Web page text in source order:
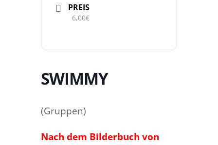
PREIS
6,00€
SWIMMY
(Gruppen)
Nach dem Bilderbuch von